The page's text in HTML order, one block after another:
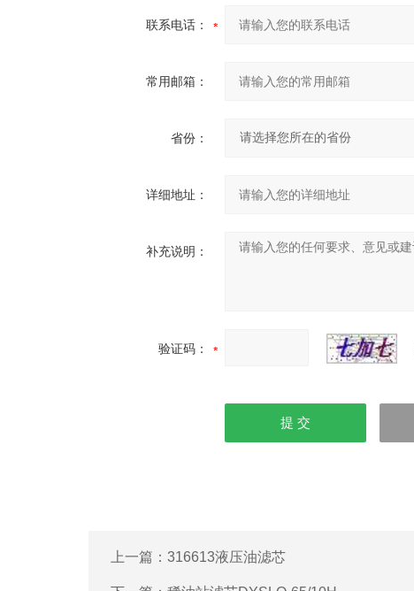
联系电话：
常用邮箱：
省份：
详细地址：
补充说明：
验证码：
上一篇： 316613液压油滤芯